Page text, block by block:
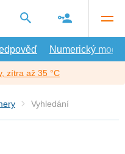
Numerický model
zítra až 35 °C
Vyhledání